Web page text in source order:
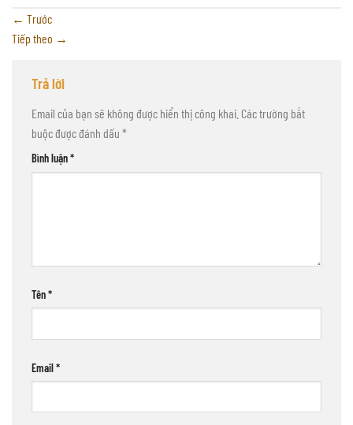
← Trước
Tiếp theo →
Trả lời
Email của bạn sẽ không được hiển thị công khai. Các trường bắt
buộc được đánh dấu *
Bình luận*
Tên*
Email*